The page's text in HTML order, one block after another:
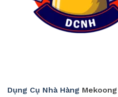
Dụng Cụ Nhà Hàng Mekoong